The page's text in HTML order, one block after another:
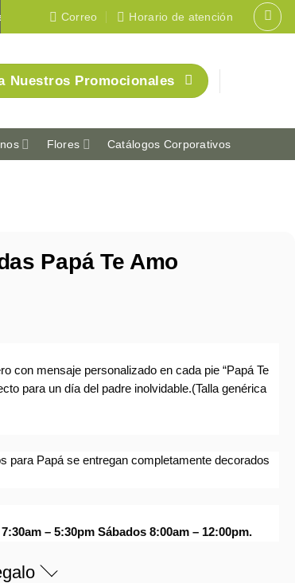
🇨🇴 Correo Horario de atención
Nuestros Promocionales
Flores Catálogos Corporativos
Papá Te Amo
con mensaje personalizado en cada pie “Papá Te
para un día del padre inolvidable.(Talla genérica
para Papá se entregan completamente decorados
– 5:30pm Sábados 8:00am – 12:00pm.